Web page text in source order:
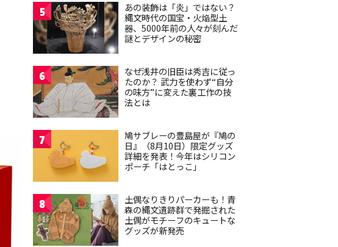
5
あの装飾は「炎」ではない？
縄文時代の国宝・火焔型土
器、5000年前の人々が刻んだ
謎とデザインの秘密
6
なぜ浅井の旧臣は秀吉に従っ
たのか？ 武力を使わず“自分
の味方”に変えた裏工作の技
法とは
7
鳩サブレーの豊島屋が『鳩の
日』（8月10日）限定グッズ
詳細を発表！今年はシリコン
ポーチ「はとっこ」
8
土偶なりきりパーカーも！青
森の縄文遺跡群で発掘された
土偶がモチーフのキュートな
グッズが新発売